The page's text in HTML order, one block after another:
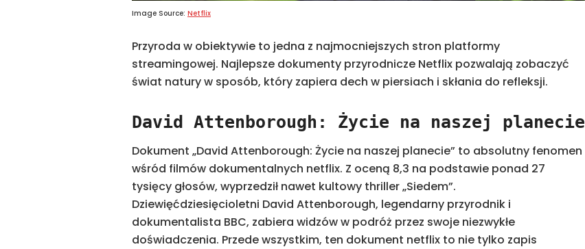
Image Source: Netflix
Przyroda w obiektywie to jedna z najmocniejszych stron platformy
streamingowej. Najlepsze dokumenty przyrodnicze Netflix pozwalają zobaczyć
świat natury w sposób, który zapiera dech w piersiach i skłania do refleksji.
David Attenborough: Życie na naszej planecie
Dokument „David Attenborough: Życie na naszej planecie” to absolutny fenomen
wśród filmów dokumentalnych netflix. Z oceną 8,3 na podstawie ponad 27
tysięcy głosów, wyprzedził nawet kultowy thriller „Siedem”.
Dziewięćdziesięcioletni David Attenborough, legendarny przyrodnik i
dokumentalista BBC, zabiera widzów w podróż przez swoje niezwykłe
doświadczenia. Przede wszystkim, ten dokument netflix to nie tylko zapis